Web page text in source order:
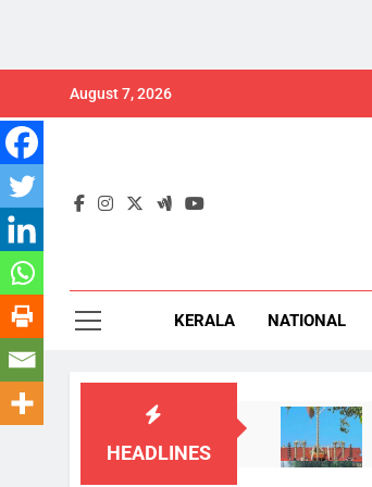
content
August 7, 2026
KERALA NATIONAL
HEADLINES